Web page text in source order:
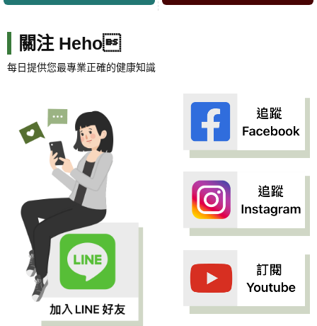
關注 Heho
每日提供您最專業正確的健康知識